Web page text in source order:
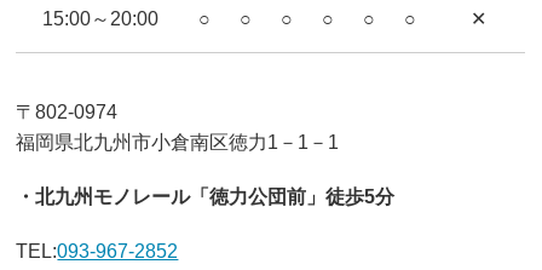
15:00～20:00 ○ ○ ○ ○ ○ ○ ✕
〒802-0974
福岡県北九州市小倉南区徳力1－1－1
・北九州モノレール「徳力公団前」徒歩5分
TEL:093-967-2852